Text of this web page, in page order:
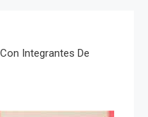
Integrantes De